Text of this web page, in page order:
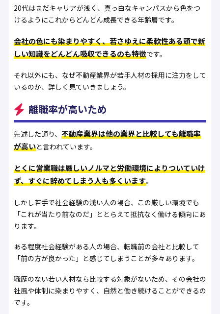
20代はまだキャリアが浅く、真っ白なキャンパスから色をつ
けるようにこれからどんどん成長できる年齢層です。
会社の色にも染まりやすく、若さゆえに柔軟性ある頭で新
しい知識をどんどん吸収できるのも特徴です。
それ以外にも、なぜ不動産業界が若手人材の採用に注力をして
いるのか、詳しく見ていきましょう。
離職率が高いため
先述した通り、 不動産業界は他の業界と比較しても離職率
が高いと言われています。
とくに営業職は厳しいノルマと労働環境によりついていけ
ず、すぐに辞めてしまう人も多くいます。
しかし若手で社会経験の浅い人の場合、この厳しい環境でも
「これが当たり前なのだ」ととらえて抵抗なく働ける傾向にあ
ります。
ある程度社会経験がある人の場合、転職前の会社と比較して
「前の方が良かった」と感じてしまうことが多々あります。
職歴のない若い人材なら比較する対象がないため、その会社の
社風や体制に染まりやすく、自然と働き続けることができるの
です。